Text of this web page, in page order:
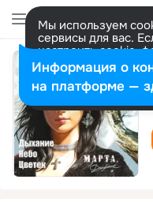
Мы используем
сервисы для вас.
настроить cookie-
представитель.
Разрешить все
Информация о
на платформе —